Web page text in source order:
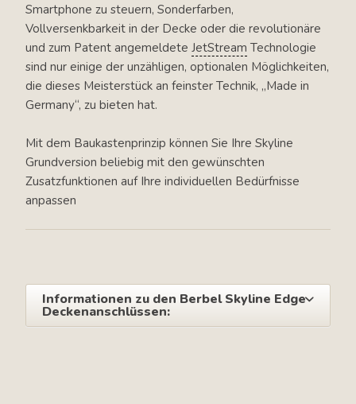
Smartphone zu steuern, Sonderfarben,
Vollversenkbarkeit in der Decke oder die revolutionäre
und zum Patent angemeldete JetStream Technologie
sind nur einige der unzähligen, optionalen Möglichkeiten,
die dieses Meisterstück an feinster Technik, „Made in
Germany“, zu bieten hat.
Mit dem Baukastenprinzip können Sie Ihre Skyline
Grundversion beliebig mit den gewünschten
Zusatzfunktionen auf Ihre individuellen Bedürfnisse
anpassen
Informationen zu den Berbel Skyline Edge
Deckenanschlüssen: